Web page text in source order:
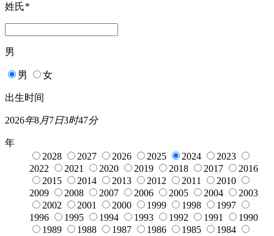
姓氏*
男
男 女
出生时间
2026年8月7日3时47分
年
2028
2027 2026 2025 2024
2023
2022
2021 2020 2019 2018 2017
2016
2015
2014 2013 2012 2011
2010
2009
2008 2007 2006 2005 2004
2003
2002
2001 2000 1999 1998
1997
1996
1995 1994 1993 1992 1991
1990
1989
1988 1987 1986 1985
1984